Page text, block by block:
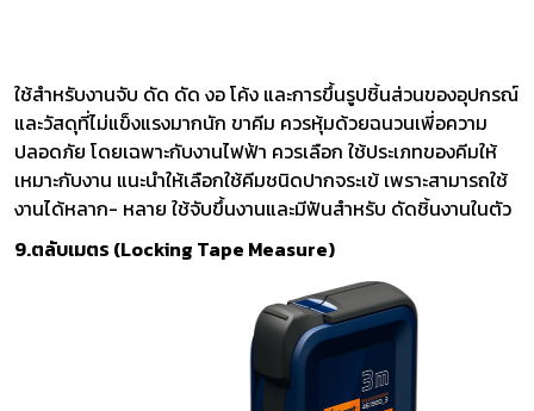
ใช้สำหรับงานจับ ดัด ดัด งอ โค้ง และการขึ้นรูปชิ้นส่วนของอุปกรณ์
และวัสดุที่ไม่แข็งแรงมากนัก ขาคีม ควรหุ้มด้วยฉนวนเพี่อความ
ปลอดภัย โดยเฉพาะกับงานไฟฟ้า ควรเลือก ใช้ประเภทของคีมให้
เหมาะกับงาน แนะนำให้เลือกใช้คีมชนิดปากจระเข้ เพราะสามารถใช้
งานได้หลาก- หลาย ใช้จับขึ้นงานและมีฟันสำหรับ ดัดชิ้นงานในตัว
9.ตลับเมตร (Locking Tape Measure)